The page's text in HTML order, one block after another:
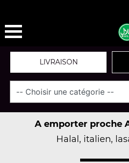
LIVRAISON
A emporter proche
Halal, italien,